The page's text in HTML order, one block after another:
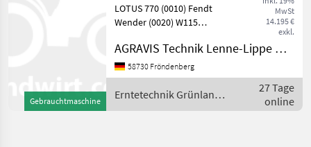
Gebrauchtmaschine
MwSt
14.195 €
exkl.
LOTUS 770 (0010) Fendt
Wender (0020) W115
(0030) W316 Elektrische
Beleuchtung LED (0040)
Gesamt-Listenpreis
Erntetechnik Grünland
AGRAVIS Technik Lenne-Lippe GmbH
58730 Fröndenberg
Erntetechnik Grünland /
Fendt
27 Tage
online